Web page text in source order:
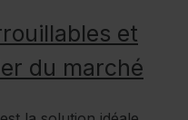
et
du marché